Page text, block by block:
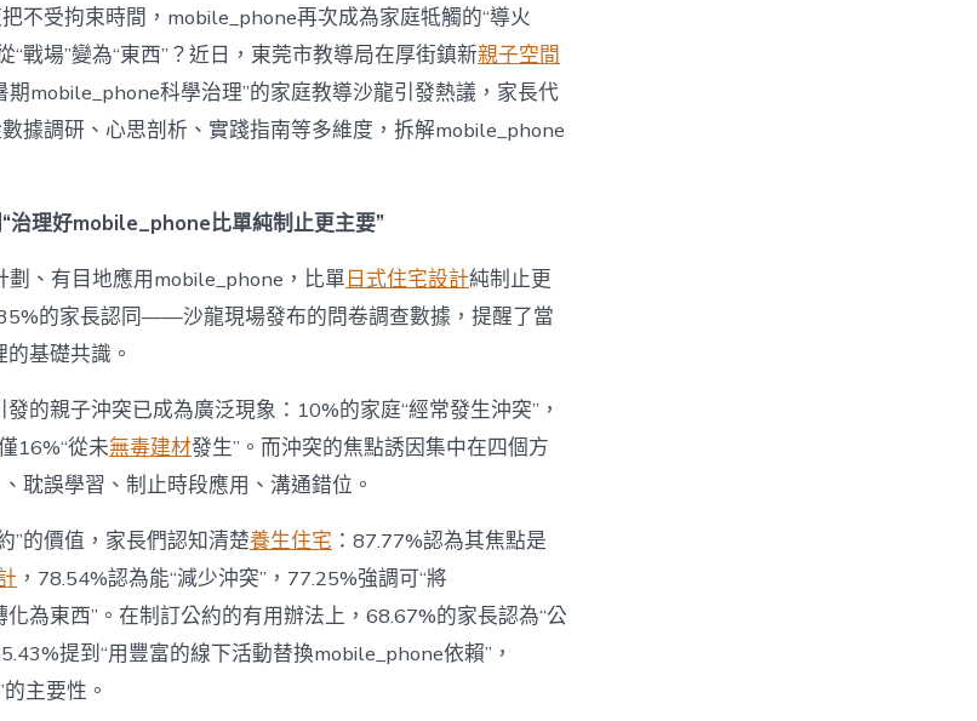
難
題？
讓
mobilJIUYI
俱
意
設
計
成
為
“成
西”，
而
非
“家
庭
戰
場”〉
中
不受拘束時間，mobile_phone再次成為家庭牴觸的“導火
“戰場”變為“東西”？近日，東莞市教導局在厚街鎮新親子空間
期mobile_phone科學治理”的家庭教導沙龍引發熱議，家長代
據調研、心思剖析、實踐指南等多維度，拆解mobile_phone
治理好mobile_phone比單純制止更主要”
劃、有目地應用mobile_phone，比單日式住宅設計純制止更
的家長認同——沙龍現場發布的問卷調查數據，提醒了當
基礎共識。
的親子沖突已成為廣泛現象：10%的家庭“經常發生沖突”，
16%“從未無毒建材發生”。而沖突的焦點誘因集中在四個方
耽誤學習、制止時段應用、溝通錯位。
”的價值，家長們認知清楚養生住宅 ：87.77%認為其焦點是
，78.54%認為能“減少沖突”，77.25%強調可“將
化為東西”。在制訂公約的有用辦法上，68.67%的家長認為“公
提到“用豐富的線下活動替換mobile_phone依賴”，
主要性。